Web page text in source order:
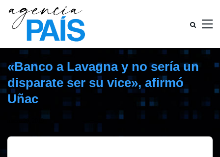
«Banco a Lavagna y no sería un
disparate ser su vice», afirmó
Uñac